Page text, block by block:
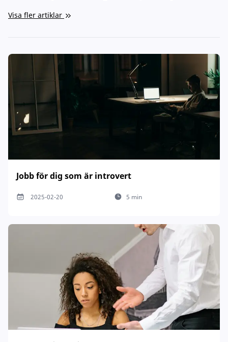
Visa fler artiklar
Jobb för dig som är introvert
2025-02-20 5 min